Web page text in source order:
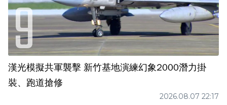
漢光模擬共軍襲擊 新竹基地演練幻象2000潛力掛
裝、跑道搶修
2026.08.07 22:17